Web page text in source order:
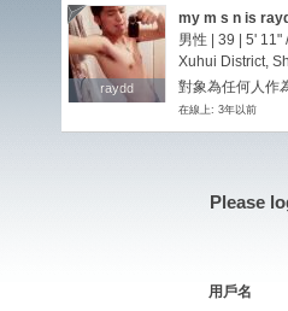
raydd
raydd
my m s n is
男性 | 39 | 5' 11"
Xuhui District,
對象為任何人作
在線上: 3年以前
Please
用戶名